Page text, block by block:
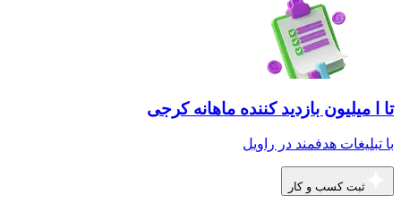
تا ا میلیون بازدید کننده ماهانه کرجی
با تبلیغات هدفمند در راویل
ثبت کسب و کار